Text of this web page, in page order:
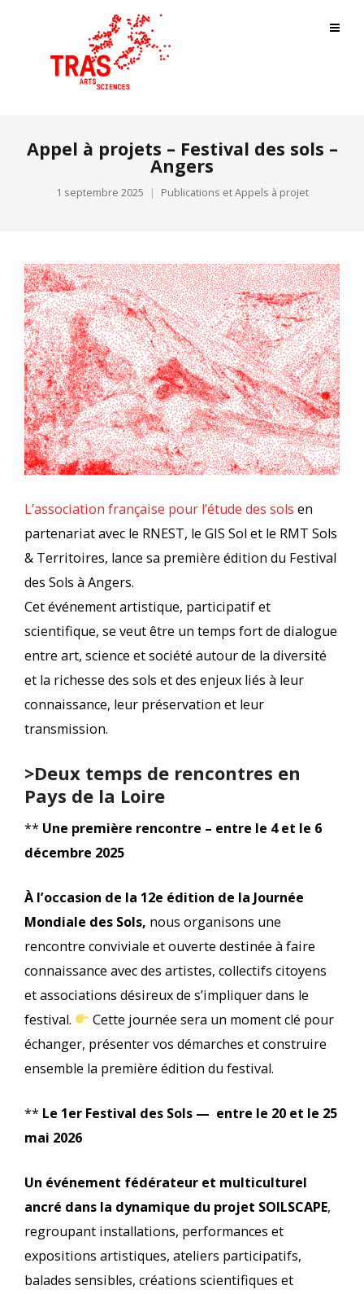
Appel à projets – Festival des sols –
Angers
1 septembre 2025 Publications et Appels à projet
L’association française pour l’étude des sols en
partenariat avec le RNEST, le GIS Sol et le RMT Sols
& Territoires, lance sa première édition du Festival
des Sols à Angers.
Cet événement artistique, participatif et
scientifique, se veut être un temps fort de dialogue
entre art, science et société autour de la diversité
et la richesse des sols et des enjeux liés à leur
connaissance, leur préservation et leur
transmission.
>Deux temps de rencontres en
Pays de la Loire
** Une première rencontre – entre le 4 et le 6
décembre 2025
À l’occasion de la 12e édition de la Journée
Mondiale des Sols, nous organisons une
rencontre conviviale et ouverte destinée à faire
connaissance avec des artistes, collectifs citoyens
et associations désireux de s’impliquer dans le
festival.
Cette journée sera un moment clé pour
échanger, présenter vos démarches et construire
ensemble la première édition du festival.
** Le 1er Festival des Sols — entre le 20 et le 25
mai 2026
Un événement fédérateur et multiculturel
ancré dans la dynamique du projet SOILSCAPE,
regroupant installations, performances et
expositions artistiques, ateliers participatifs,
balades sensibles, créations scientifiques et